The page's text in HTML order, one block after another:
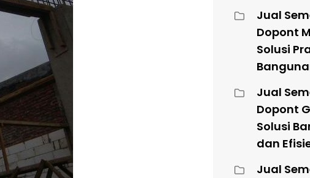
Jual
Dopont
Solusi
Jual
Dopont
Solusi
dan
Jual